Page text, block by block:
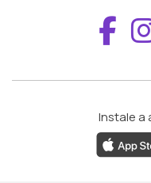
Instale a